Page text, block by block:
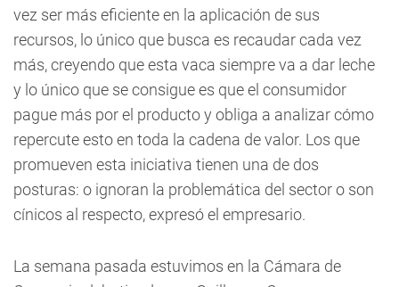
vez ser más eficiente en la aplicación de sus
recursos, lo único que busca es recaudar cada vez
más, creyendo que esta vaca siempre va a dar leche
y lo único que se consigue es que el consumidor
pague más por el producto y obliga a analizar cómo
repercute esto en toda la cadena de valor. Los que
promueven esta iniciativa tienen una de dos
posturas: o ignoran la problemática del sector o son
cínicos al respecto, expresó el empresario.
La semana pasada estuvimos en la Cámara de